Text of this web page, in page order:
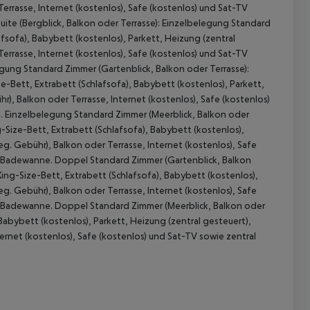
Internet (kostenlos), Safe (kostenlos) und Sat-TV
(Bergblick, Balkon oder Terrasse): Einzelbelegung Standard
Babybett (kostenlos), Parkett, Heizung (zentral
Internet (kostenlos), Safe (kostenlos) und Sat-TV
Standard Zimmer (Gartenblick, Balkon oder Terrasse):
Bett, Extrabett (Schlafsofa), Babybett (kostenlos), Parkett,
Balkon oder Terrasse, Internet (kostenlos), Safe (kostenlos)
Standard Zimmer (Meerblick, Balkon oder
Size-Bett, Extrabett (Schlafsofa), Babybett (kostenlos),
Gebühr), Balkon oder Terrasse, Internet (kostenlos), Safe
Doppel Standard Zimmer (Gartenblick, Balkon
Size-Bett, Extrabett (Schlafsofa), Babybett (kostenlos),
Gebühr), Balkon oder Terrasse, Internet (kostenlos), Safe
Doppel Standard Zimmer (Meerblick, Balkon oder
(kostenlos), Parkett, Heizung (zentral gesteuert),
(kostenlos), Safe (kostenlos) und Sat-TV sowie zentral